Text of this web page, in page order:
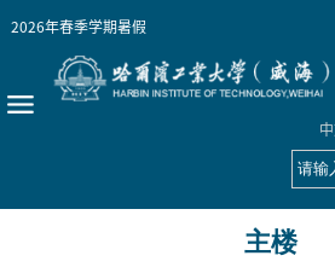
2026年春季学期暑假
主楼